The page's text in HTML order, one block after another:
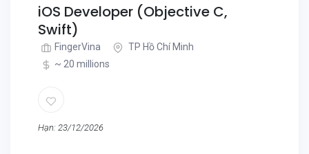
iOS Developer (Objective C,
Swift)
FingerVina
TP Hồ Chí Minh
~ 20 millions
Hạn: 23/12/2026